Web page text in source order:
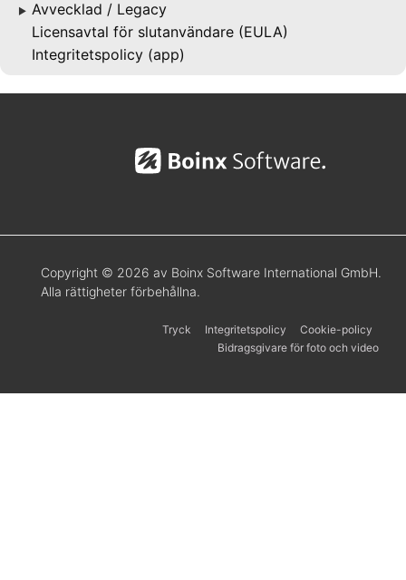
▶ Avvecklad / Legacy
Licensavtal för slutanvändare (EULA)
Integritetspolicy (app)
Copyright © 2026 av Boinx Software International GmbH.
Alla rättigheter förbehållna.
Tryck Integritetspolicy
Cookie-policy
Bidragsgivare för foto och video